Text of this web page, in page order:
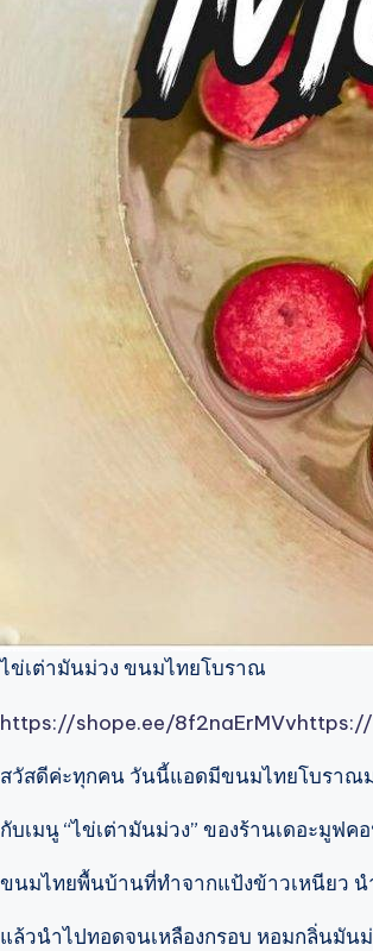
ไข่เต่ามันม่วง ขนมไทยโบราณ
https://shope.ee/8f2naErMVvhttps://
สวัสดีค่ะทุกคน วันนี้แอดมีขนมไทยโบราณ
กับเมนู “ไข่เต่ามันม่วง” ของร้านเดอะมูฟค
ขนมไทยพื้นบ้านที่ทำจากแป้งข้าวเหนียว
แล้วนำไปทอดจนเหลืองกรอบ หอมกลิ่นมัน